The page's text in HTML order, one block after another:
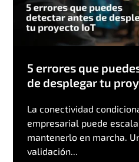
5 errores que
de desplegar tu
La conectividad
empresarial puede
mantenerlo en marcha.
validación...